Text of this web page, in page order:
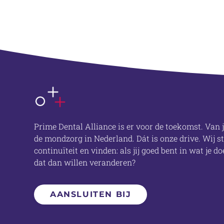
OVER ONS
Prime Dental Alliance is er voor de toekomst. Van
de mondzorg in Nederland. Dát is onze drive. Wij
continuïteit en vinden: als jij goed bent in wat je
dat dan willen veranderen?
AANSLUITEN BIJ